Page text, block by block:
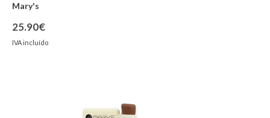
Mary's
25.90€
IVA incluído